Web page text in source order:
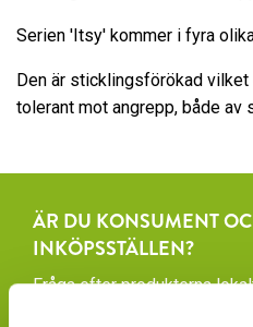
Serien 'Itsy' kommer i fyra
Den är sticklingsförökad
tolerant mot angrepp, både av
ÄR DU KONSUMENT
INKÖPSSTÄLLEN?
Fråga efter produkterna
Våra produkter finns under